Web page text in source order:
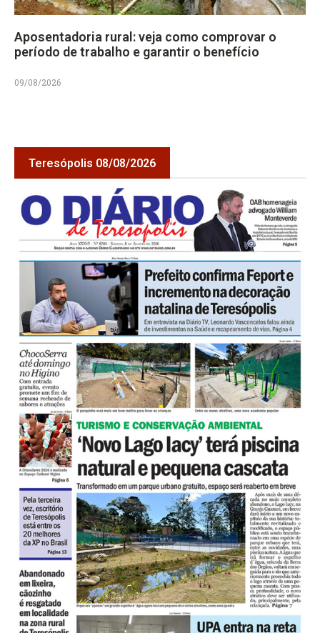
Aposentadoria rural: veja como comprovar o
período de trabalho e garantir o benefício
09/08/2026
Teresópolis 08/08/2026